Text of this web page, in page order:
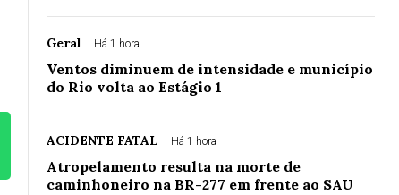
Geral Há 1 hora
Ventos diminuem de intensidade e município
do Rio volta ao Estágio 1
ACIDENTE FATAL Há 1 hora
Atropelamento resulta na morte de
caminhoneiro na BR-277 em frente ao SAU